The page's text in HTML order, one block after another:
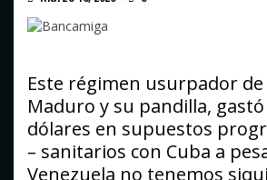
policía muerto
Este régimen usurpador de
Maduro y su pandilla,
dólares en supuestos
– sanitarios con Cuba a
Venezuela no tenemos